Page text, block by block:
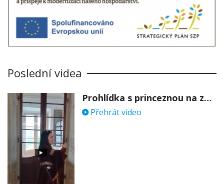
Poslední videa
Prohlídka s princeznou na zámku Stekník
Přehrát video